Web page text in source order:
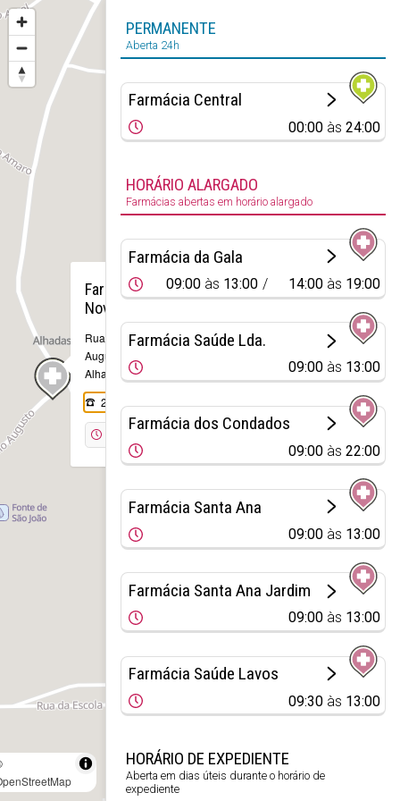
Farmácia
Nova
Rua Mário
Augusto, 34
Alhadas
233 930 108
PERMANENTE
Aberta 24h
Farmácia Central
00:00 às24:00
HORÁRIO ALARGADO
Farmácias abertas em horário alargado
Farmácia da Gala
09:00 às 13:00 14:00 às 19:00
Farmácia Saúde Lda.
09:00 às 13:00
Farmácia dos Condados
09:00 às22:00
Farmácia Santa Ana
09:00 às 13:00
Farmácia Santa Ana Jardim
09:00 às 13:00
Farmácia Saúde Lavos
09:30 às 13:00
HORÁRIO DE EXPEDIENTE
Aberta em dias úteis durante o horário de
expediente